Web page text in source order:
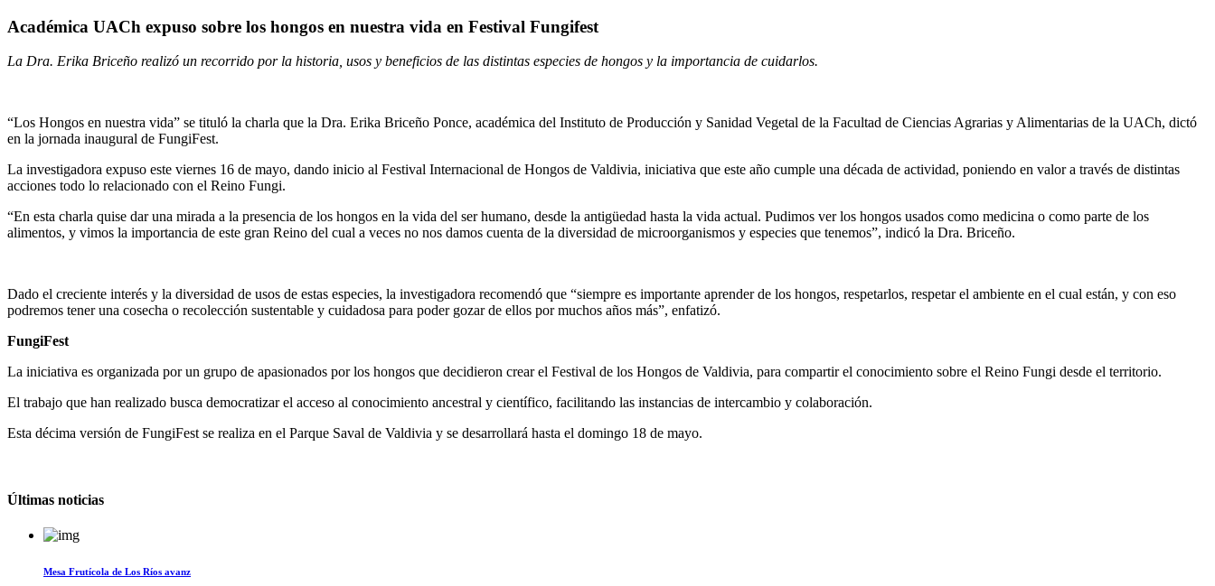
Académica UACh expuso sobre los hongos en nuestra vida en Festival Fungifest
La Dra. Erika Briceño realizó un recorrido por la historia, usos y beneficios de las distintas especies de hongos y la importancia de cuidarlos.
“Los Hongos en nuestra vida” se tituló la charla que la Dra. Erika Briceño Ponce, académica del Instituto de Producción y Sanidad Vegetal de la Facultad de Ciencias Agrarias y Alimentarias de la UACh, dictó
en la jornada inaugural de FungiFest.
La investigadora expuso este viernes 16 de mayo, dando inicio al Festival Internacional de Hongos de Valdivia, iniciativa que este año cumple una década de actividad, poniendo en valor a través de distintas
acciones todo lo relacionado con el Reino Fungi.
“En esta charla quise dar una mirada a la presencia de los hongos en la vida del ser humano, desde la antigüedad hasta la vida actual. Pudimos ver los hongos usados como medicina o como parte de los
alimentos, y vimos la importancia de este gran Reino del cual a veces no nos damos cuenta de la diversidad de microorganismos y especies que tenemos”, indicó la Dra. Briceño.
Dado el creciente interés y la diversidad de usos de estas especies, la investigadora recomendó que “siempre es importante aprender de los hongos, respetarlos, respetar el ambiente en el cual están, y con eso
podremos tener una cosecha o recolección sustentable y cuidadosa para poder gozar de ellos por muchos años más”, enfatizó.
FungiFest
La iniciativa es organizada por un grupo de apasionados por los hongos que decidieron crear el Festival de los Hongos de Valdivia, para compartir el conocimiento sobre el Reino Fungi desde el territorio.
El trabajo que han realizado busca democratizar el acceso al conocimiento ancestral y científico, facilitando las instancias de intercambio y colaboración.
Esta décima versión de FungiFest se realiza en el Parque Saval de Valdivia y se desarrollará hasta el domingo 18 de mayo.
Últimas noticias
Mesa Frutícola de Los Ríos avanz